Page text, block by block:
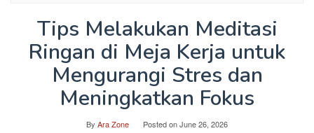
Tips Melakukan Meditasi
Ringan di Meja Kerja untuk
Mengurangi Stres dan
Meningkatkan Fokus
By Ara Zone Posted onJune 26, 2026